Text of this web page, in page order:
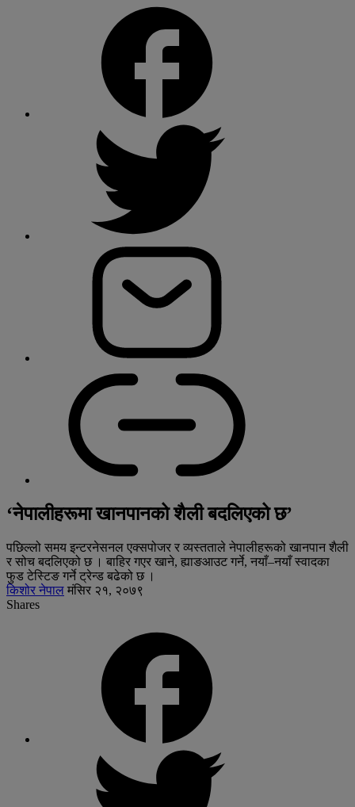
‘नेपालीहरूमा खानपानको शैली बदलिएको छ’
पछिल्लो समय इन्टरनेसनल एक्सपोजर र व्यस्तताले नेपालीहरूको खानपान शैली
र सोच बदलिएको छ । बाहिर गएर खाने, ह्याङआउट गर्ने, नयाँ–नयाँ स्वादका
फुड टेस्टिङ गर्ने ट्रेन्ड बढेको छ ।
किशोर नेपाल मंसिर २१, २०७९
Shares